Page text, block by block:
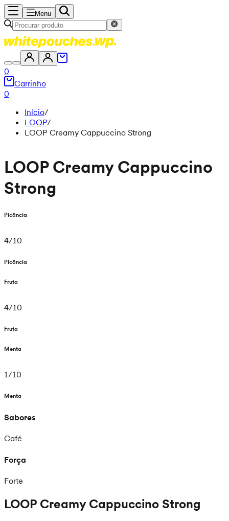
Menu
0
Carrinho
0
Início/
LOOP/
LOOP Creamy Cappuccino Strong
LOOP Creamy Cappuccino
Strong
Picância
4/10
Picância
Fruta
4/10
Fruta
Menta
1/10
Menta
Sabores
Café
Força
Forte
LOOP Creamy Cappuccino Strong